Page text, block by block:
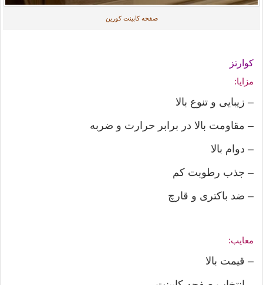
صفحه کابینت کورین
کوارتز
مزایا:
– زیبایی و تنوع بالا
– مقاومت بالا در برابر حرارت و ضربه
– دوام بالا
– جذب رطوبت کم
– ضد باکتری و قارچ
معایب:
– قیمت بالا